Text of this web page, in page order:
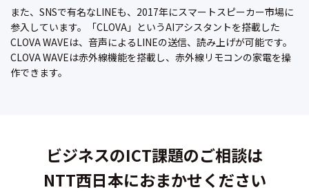
また、SNSで有名なLINEも、2017年にスマートスピーカー市場に
参入しています。「CLOVA」というAIアシスタントを搭載した
CLOVA WAVEは、音声によるLINEの送信、読み上げが可能です。
CLOVA WAVEは赤外線機能を搭載し、赤外線リモコンの家電を操
作できます。
ビジネスのICT課題のご相談は
NTT西日本におまかせください